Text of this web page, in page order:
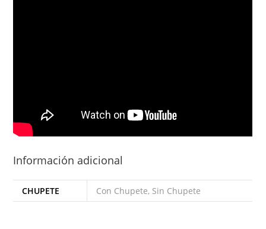
Información adicional
CHUPETE Con Chupete, Sin Chupete